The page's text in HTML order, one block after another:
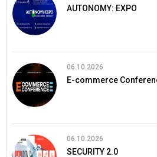
AUTONOMY: EXPO
06.10.2026
E-commerce
06.10.2026
SECURITY 2.0